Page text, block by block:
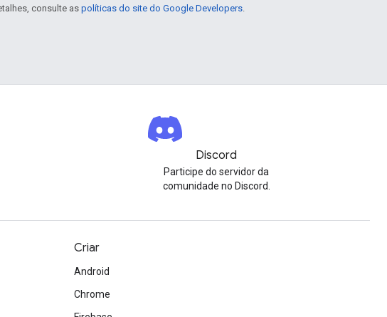
consulte aspolíticas do site do Google Developers
Discord
Participe do servidor da
comunidade no Discord.
Criar
Android
Chrome